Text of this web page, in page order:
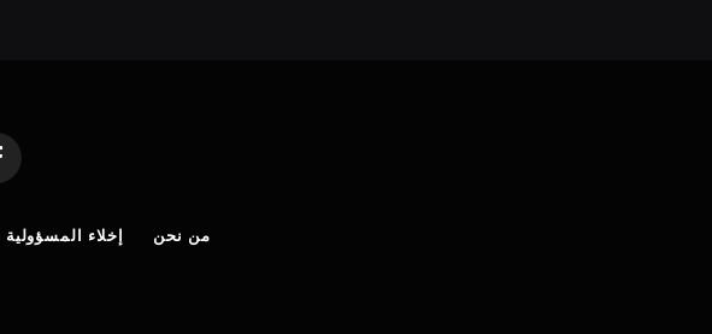
من نحن إخلاء المسؤولية